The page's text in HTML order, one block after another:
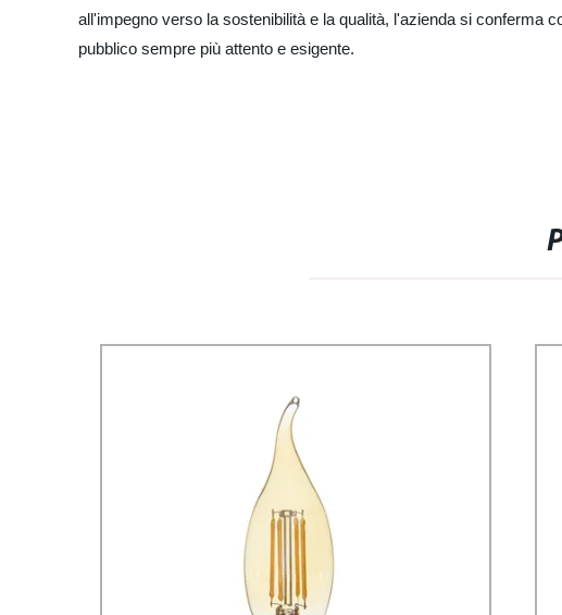
all'impegno verso la sostenibilità e la qualità, l'azienda si conferma
pubblico sempre più attento e esigente.